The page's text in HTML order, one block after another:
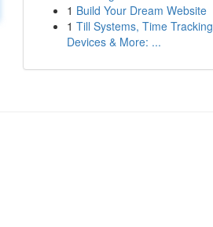
1 Build Your Dream Website
1 Till Systems, Time Tracking
Devices & More: ...